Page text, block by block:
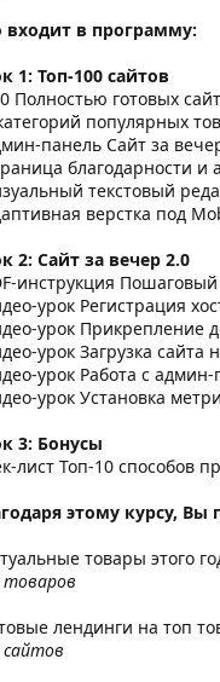
входит в программу:
1: Топ-100 сайтов
Полностью готовых
популярных
панель Сайт за
благодарности и
текстовый
верстка под
2: Сайт за вечер 2.0
инструкция Пошаговый
урок Регистрация
урок Прикрепление
урок Загрузка сайта
урок Работа с
урок Установка
3: Бонусы
лист Топ-10 способов
этому курсу, Вы
товары этого
товаров
лендинги на топ
сайтов